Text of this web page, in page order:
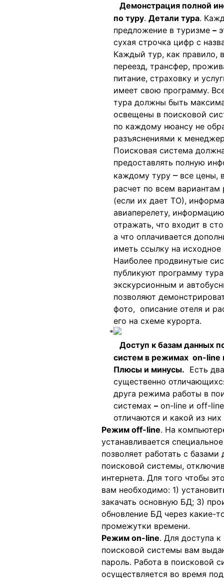
Демонстрация полной
по туру. Детали тура.
предложение в туризме –
сухая строчка цифр с
Каждый тур, как правило,
переезд, трансфер,
питание, страховку и
имеет свою программу.
тура должны быть
освещены в поисковой
по каждому нюансу не
разъяснениями к
Поисковая система
предоставлять полную
каждому туру –все цены,
расчет по всем
(если их дает ТО),
авиаперелету,
отражать, что входит в
а что оплачивается
иметь ссылку на
Наиболее продвинутые
публикуют программу
экскурсионным и
позволяют
фото, описание отеля и
его на схеме курорта.
Доступ к базам данных
систем в режимах on-line
Плюсы и минусы. Есть два
существенно
друга режима работы в
системах – on-line и off-line
отличаются и какой из них
Режим off-line. На
устанавливается
позволяет работать с базами
поисковой системы,
интернета. Для того чтобы
вам необходимо: 1)
закачать основную БД; 3)
обновление БД через какие-
промежутки времени.
Режим on-line. Для доступа
поисковой системы вам
пароль. Работа в поисковой
осуществляется во время